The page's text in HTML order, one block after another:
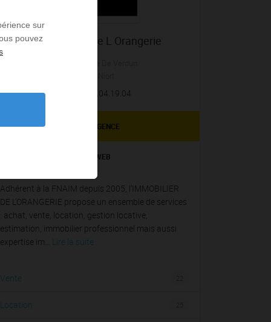
L Immobilier De L Orangerie
05.49.04.19.04
FICHE AGENCE
SITE WEB
Adhérent à la FNAIM depuis 2005, l’IMMOBILIER
DE L’ORANGERIE propose un ensemble de services
: achat, vente, location, gestion locative,
estimation, immobilier professionnel mais aussi
expertise im... Lire la suite
Vente
Location
sur
pouvez